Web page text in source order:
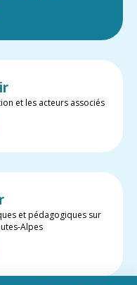
et les acteurs associés
et pédagogiques sur
Alpes